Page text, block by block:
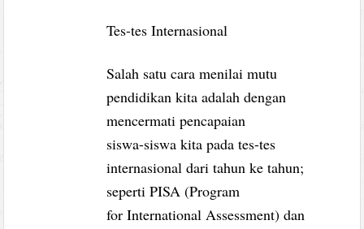
Tes-tes Internasional
Salah satu cara menilai mutu
pendidikan kita adalah dengan
mencermati pencapaian
siswa-siswa kita pada tes-tes
internasional dari tahun ke tahun;
seperti PISA (Program
for International Assessment) dan